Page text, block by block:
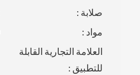
صلابة :
مواد :
العلامة التجارية القابلة
للتطبيق :